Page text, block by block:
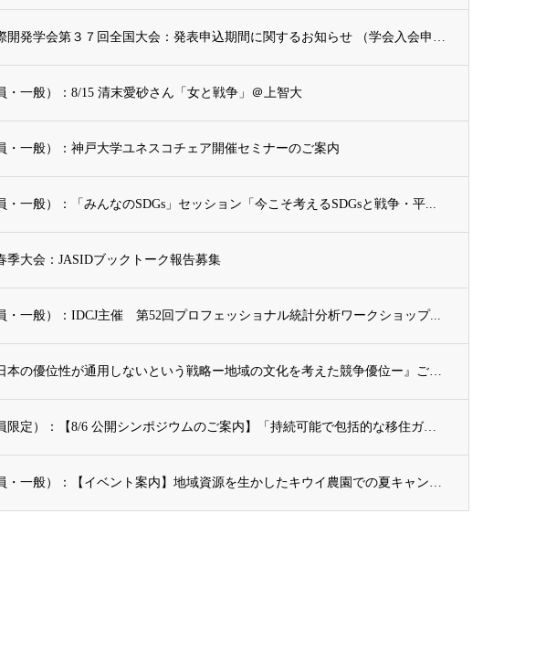
【第３報】国際開発学会第３７回全国大会：発表申込期間に関するお知らせ （学会入会申請期...
・一般）：8/15 清末愛砂さん「女と戦争」＠上智大
・一般）：神戸大学ユネスコチェア開催セミナーのご案内
・一般）：「みんなのSDGs」セッション「今こそ考えるSDGsと戦争・平...
季大会：JASIDブックトーク報告募集
・一般）：IDCJ主催 第52回プロフェッショナル統計分析ワークショップ...
新刊案内：『日本の優位性が通用しないという戦略ー地域の文化を考えた競争優位ー』ご案内
開催案内（会員限定）：【8/6 公開シンポジウムのご案内】「持続可能で包括的な移住ガバ...
開催案内（会員・一般）：【イベント案内】地域資源を生かしたキウイ農園での夏キャンプ「農...